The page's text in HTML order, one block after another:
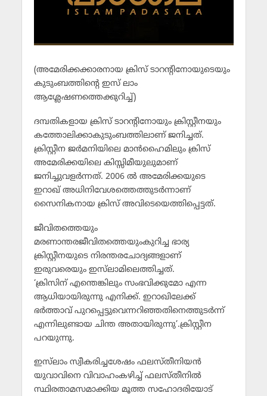
(അമേരിക്കക്കാരനായ ക്രിസ് ടാറന്റിനോയുടെയും
കുടുംബത്തിന്റെ ഇസ് ലാം
ആശ്ലേഷണത്തെക്കുറിച്ച്)
ദമ്പതികളായ ക്രിസ് ടാറന്റിനോയും ക്രിസ്റ്റീനയും
കത്തോലിക്കാകുടുംബത്തിലാണ് ജനിച്ചത്.
ക്രിസ്റ്റീന ജര്‍മനിയിലെ മാന്‍ഹൈമിലും ക്രിസ്
അമേരിക്കയിലെ കിസ്സിമീയുലുമാണ്
ജനിച്ചുവളര്‍ന്നത്. 2006 ല്‍ അമേരിക്കയുടെ
ഇറാഖ് അധിനിവേശത്തെത്തുടര്‍ന്നാണ്
സൈനികനായ ക്രിസ് അവിടെയെത്തിപ്പെട്ടത്.
ജീവിതത്തെയും
മരണാന്തരജീവിതത്തെയുംകുറിച്ച ഭാര്യ
ക്രിസ്റ്റീനയുടെ നിരന്തരചോദ്യങ്ങളാണ്
ഇരുവരെയും ഇസ്‌ലാമിലെത്തിച്ചത്.
‘ക്രിസിന് എന്തെങ്കിലും സംഭവിക്കുമോ എന്ന
ആധിയായിരുന്നു എനിക്ക്. ഇറാഖിലേക്ക്
ഭര്‍ത്താവ് പുറപ്പെട്ടുവെന്നറിഞ്ഞതിനെത്തുടര്‍ന്ന്
എന്നിലുണ്ടായ ചിന്ത അതായിരുന്നു’.ക്രിസ്റ്റീന
പറയുന്നു.
ഇസ്‌ലാം സ്വീകരിച്ചശേഷം ഫലസ്തീനിയന്‍
യുവാവിനെ വിവാഹംകഴിച്ച് ഫലസ്തീനില്‍
സ്ഥിരതാമസമാക്കിയ മൂത്ത സഹോദരിയോട്